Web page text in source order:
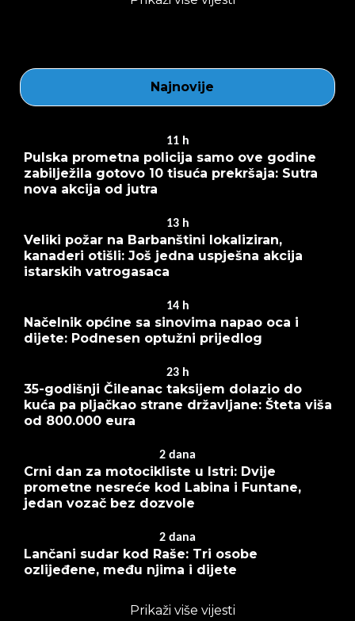
Najnovije
11 h
Pulska prometna policija samo ove godine
zabilježila gotovo 10 tisuća prekršaja: Sutra
nova akcija od jutra
13 h
Veliki požar na Barbanštini lokaliziran,
kanaderi otišli: Još jedna uspješna akcija
istarskih vatrogasaca
14 h
Načelnik općine sa sinovima napao oca i
dijete: Podnesen optužni prijedlog
23 h
35-godišnji Čileanac taksijem dolazio do
kuća pa pljačkao strane državljane: Šteta viša
od 800.000 eura
2 dana
Crni dan za motocikliste u Istri: Dvije
prometne nesreće kod Labina i Funtane,
jedan vozač bez dozvole
2 dana
Lančani sudar kod Raše: Tri osobe
ozlijeđene, među njima i dijete
Prikaži više vijesti